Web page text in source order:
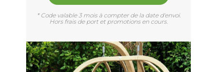
* Code valable 3 mois à compter de la date d'envoi.
Hors frais de port et promotions en cours.